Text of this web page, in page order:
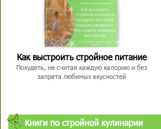
Как выстроить стройное питание
Похудеть, не считая каждую калорию и без
запрета любимых вкусностей
Книги по стройной кулинарии